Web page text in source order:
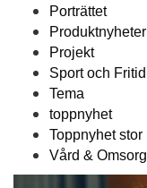
Porträttet
Produktnyheter
Projekt
Sport och Fritid
Tema
toppnyhet
Toppnyhet stor
Vård & Omsorg